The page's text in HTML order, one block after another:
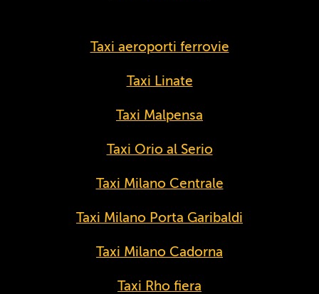
Taxi aeroporti ferrovie
Taxi Linate
Taxi Malpensa
Taxi Orio al Serio
Taxi Milano Centrale
Taxi Milano Porta Garibaldi
Taxi Milano Cadorna
Taxi Rho fiera